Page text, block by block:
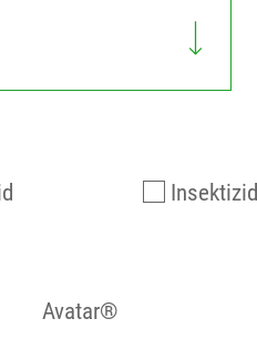
Insektizid
Avatar®